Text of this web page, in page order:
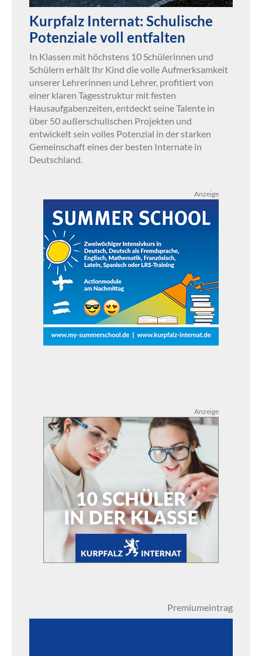
Kurpfalz Internat: Schulische
Potenziale voll entfalten
In Klassen mit höchstens 10 Schülerinnen und
Schülern erhält Ihr Kind die volle Aufmerksamkeit
unserer Lehrerinnen und Lehrer, profitiert von
einer klaren Tagesstruktur mit festen
Hausaufgabenzeiten, entdeckt seine Talente in
über 50 außerschulischen Projekten und
entwickelt sein volles Potenzial in der starken
Gemeinschaft eines der besten Internate in
Deutschland.
Anzeige
Anzeige
Premiumeintrag